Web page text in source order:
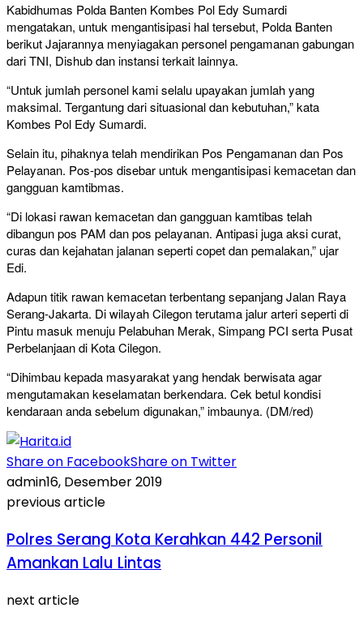
Kabidhumas Polda Banten Kombes Pol Edy Sumardi
mengatakan, untuk mengantisipasi hal tersebut, Polda Banten
berikut Jajarannya menyiagakan personel pengamanan gabungan
dari TNI, Dishub dan instansi terkait lainnya.
“Untuk jumlah personel kami selalu upayakan jumlah yang
maksimal. Tergantung dari situasional dan kebutuhan,” kata
Kombes Pol Edy Sumardi.
Selain itu, pihaknya telah mendirikan Pos Pengamanan dan Pos
Pelayanan. Pos-pos disebar untuk mengantisipasi kemacetan dan
gangguan kamtibmas.
“Di lokasi rawan kemacetan dan gangguan kamtibas telah
dibangun pos PAM dan pos pelayanan. Antipasi juga aksi curat,
curas dan kejahatan jalanan seperti copet dan pemalakan,” ujar
Edi.
Adapun titik rawan kemacetan terbentang sepanjang Jalan Raya
Serang-Jakarta. Di wilayah Cilegon terutama jalur arteri seperti di
Pintu masuk menuju Pelabuhan Merak, Simpang PCI serta Pusat
Perbelanjaan di Kota Cilegon.
“Dihimbau kepada masyarakat yang hendak berwisata agar
mengutamakan keselamatan berkendara. Cek betul kondisi
kendaraan anda sebelum digunakan,” imbaunya. (DM/red)
Share on FacebookShare on Twitter
admin16, Desember 2019
previous article
Polres Serang Kota Kerahkan 442 Personil
Amankan Lalu Lintas
next article